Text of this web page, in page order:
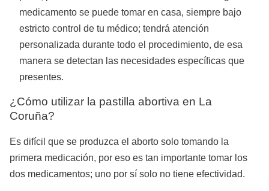
medicamento se puede tomar en casa, siempre bajo
estricto control de tu médico; tendrá atención
personalizada durante todo el procedimiento, de esa
manera se detectan las necesidades específicas que
presentes.
¿Cómo utilizar la pastilla abortiva en La
Coruña?
Es difícil que se produzca el aborto solo tomando la
primera medicación, por eso es tan importante tomar los
dos medicamentos; uno por sí solo no tiene efectividad.